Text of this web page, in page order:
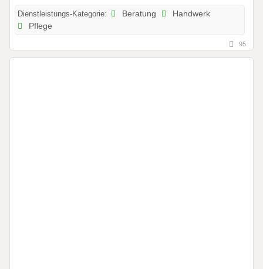
Dienstleistungs-Kategorie: Beratung
Handwerk
Pflege
95